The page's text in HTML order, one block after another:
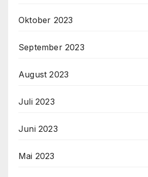
Oktober 2023
September 2023
August 2023
Juli 2023
Juni 2023
Mai 2023